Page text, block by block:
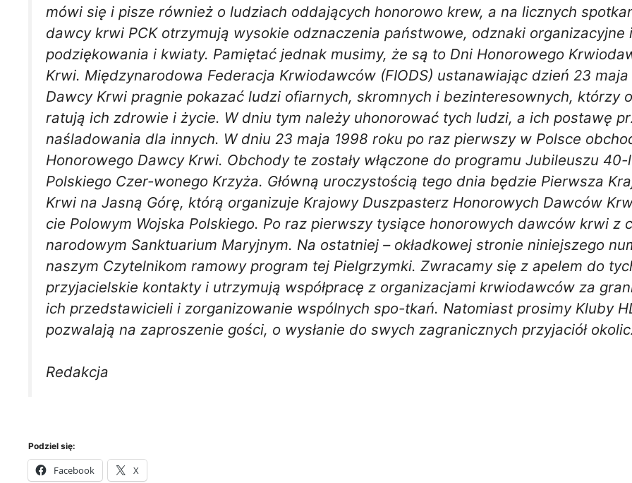
mówi się i pisze również o ludziach oddających honorowo krew, a na licznych
dawcy krwi PCK otrzymują wysokie odznaczenia państwowe, odznaki
podziękowania i kwiaty. Pamiętać jednak musimy, że są to Dni Honorowego
Krwi. Międzynarodowa Federacja Krwiodawców (FIODS) ustanawiając dzień 23
Dawcy Krwi pragnie pokazać ludzi ofiarnych, skromnych i bezinteresownych, którzy
ratują ich zdrowie i życie. W dniu tym należy uhonorować tych ludzi, a ich postawę
naśladowania dla innych. W dniu 23 maja 1998 roku po raz pierwszy w Polsce
Honorowego Dawcy Krwi. Obchody te zostały włączone do programu Jubileuszu
Polskiego Czer-wonego Krzyża. Główną uroczystością tego dnia będzie Pierwsza
Krwi na Jasną Górę, którą organizuje Krajowy Duszpasterz Honorowych Dawców
cie Polowym Wojska Polskiego. Po raz pierwszy tysiące honorowych dawców krwi z
narodowym Sanktuarium Maryjnym. Na ostatniej – okładkowej stronie niniejszego
naszym Czytelnikom ramowy program tej Pielgrzymki. Zwracamy się z apelem do
przyjacielskie kontakty i utrzymują współpracę z organizacjami krwiodawców za
ich przedstawicieli i zorganizowanie wspólnych spo-tkań. Natomiast prosimy Kluby
pozwalają na zaproszenie gości, o wysłanie do swych zagranicznych przyjaciół
Redakcja
Podziel się:
Facebook X